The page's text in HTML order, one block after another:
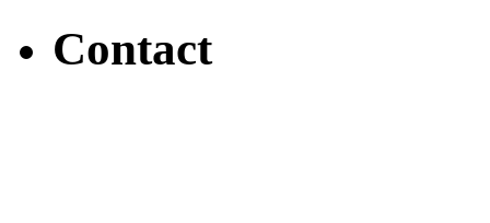
Contact